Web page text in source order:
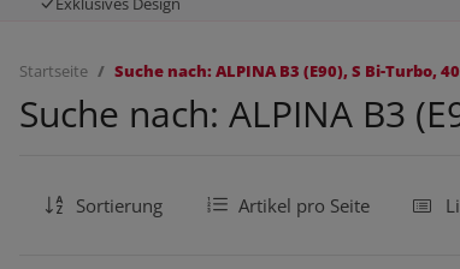
Startseite Suche nach: ALPINA B3 (E90), S Bi-Turbo,
Suche nach: ALPINA B3
Sortierung Artikel pro Seite